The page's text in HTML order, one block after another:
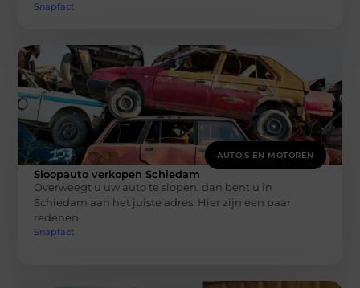
Snapfact
AUTO'S EN MOTOREN
Sloopauto verkopen Schiedam
Overweegt u uw auto te slopen, dan bent u in
Schiedam aan het juiste adres. Hier zijn een paar
redenen
Snapfact